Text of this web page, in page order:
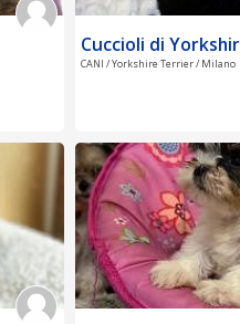
Cuccioli di
CANI / Yorkshire Terrier / Milano